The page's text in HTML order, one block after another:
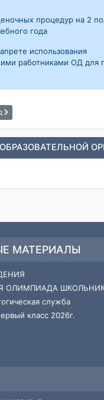
процедур на 2
года
использования
работниками ОД для
МАТЕРИАЛЫ
ОЛИМПИАДА
служба
класс 2026г.